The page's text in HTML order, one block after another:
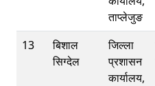
ताप्लेजुङ
13
बिशाल
सिग्देल
जिल्ला
प्रशासन
कार्यालय,